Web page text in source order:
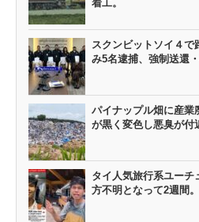
着工。
スクンビットソイ４で
み5名逮捕、強制送還
パイナップル畑に産業
が黒く変色し悪臭が付
タイ人気旅行系ユーチ
方不明となって2週間